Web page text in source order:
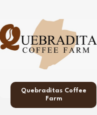
Quebraditas Coffee
Farm